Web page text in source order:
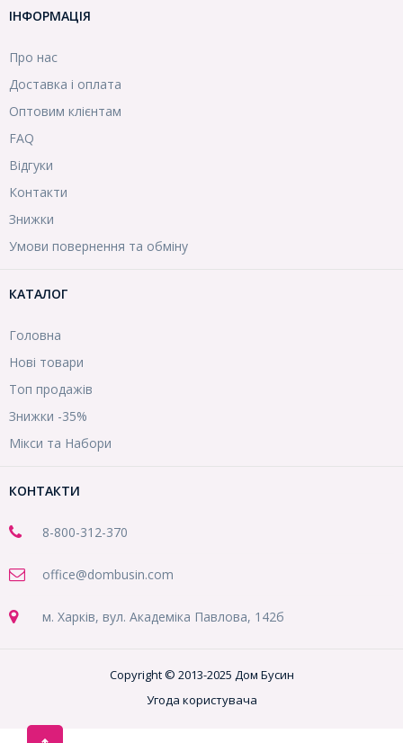
ІНФОРМАЦІЯ
Про нас
Доставка і оплата
Оптовим клієнтам
FAQ
Відгуки
Контакти
Знижки
Умови повернення та обміну
КАТАЛОГ
Головна
Нові товари
Топ продажів
Знижки -35%
Мікси та Набори
КОНТАКТИ
8-800-312-370
office@dombusin.com
м. Харків, вул. Академіка Павлова, 142б
Copyright © 2013-2025 Дом Бусин
Угода користувача